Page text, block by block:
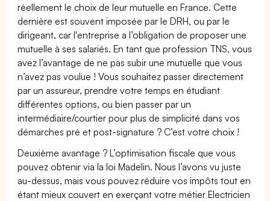
réellement le choix de leur mutuelle en France. Cette
dernière est souvent imposée par le DRH, ou par le
dirigeant, car l'entreprise a l’obligation de proposer une
mutuelle à ses salariés. En tant que profession TNS, vous
avez l’avantage de ne pas subir une mutuelle que vous
n’avez pas voulue ! Vous souhaitez passer directement
par un assureur, prendre votre temps en étudiant
différentes options, ou bien passer par un
intermédiaire/courtier pour plus de simplicité dans vos
démarches pré et post-signature ? C’est votre choix !
Deuxième avantage ? L’optimisation fiscale que vous
pouvez obtenir via la loi Madelin. Nous l’avons vu juste
au-dessus, mais vous pouvez réduire vos impôts tout en
étant mieux couvert en exerçant votre métier Electricien